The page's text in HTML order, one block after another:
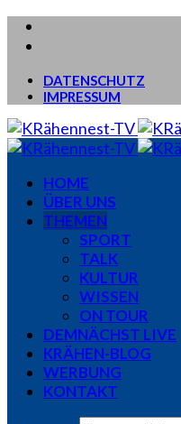
DATENSCHUTZ
IMPRESSUM
HOME
ÜBER UNS
THEMEN
SPORT
TALK
KULTUR
WISSEN
ON TOUR
DEMNÄCHST LIVE
KRÄHEN-BLOG
WERBUNG
KONTAKT